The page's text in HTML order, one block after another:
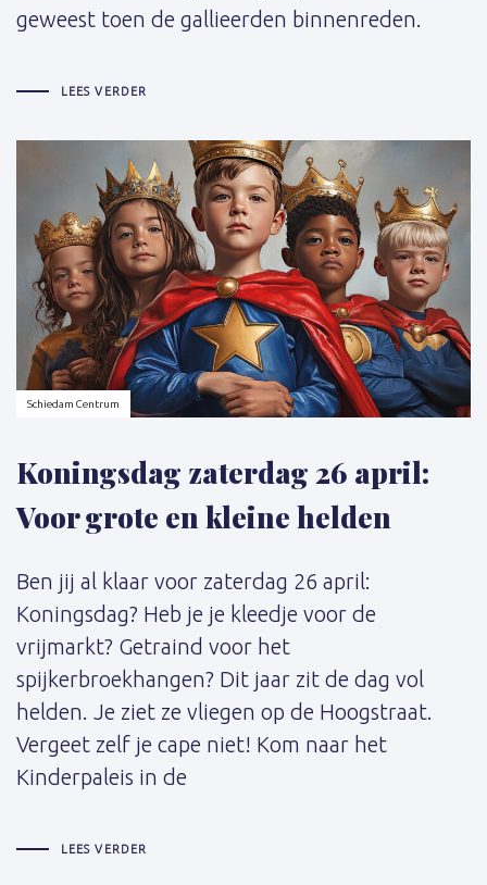
geweest toen de gallieerden binnenreden.
LEES VERDER
Schiedam Centrum
Koningsdag zaterdag 26 april:
Voor grote en kleine helden
Ben jij al klaar voor zaterdag 26 april:
Koningsdag? Heb je je kleedje voor de
vrijmarkt? Getraind voor het
spijkerbroekhangen? Dit jaar zit de dag vol
helden. Je ziet ze vliegen op de Hoogstraat.
Vergeet zelf je cape niet! Kom naar het
Kinderpaleis in de
LEES VERDER